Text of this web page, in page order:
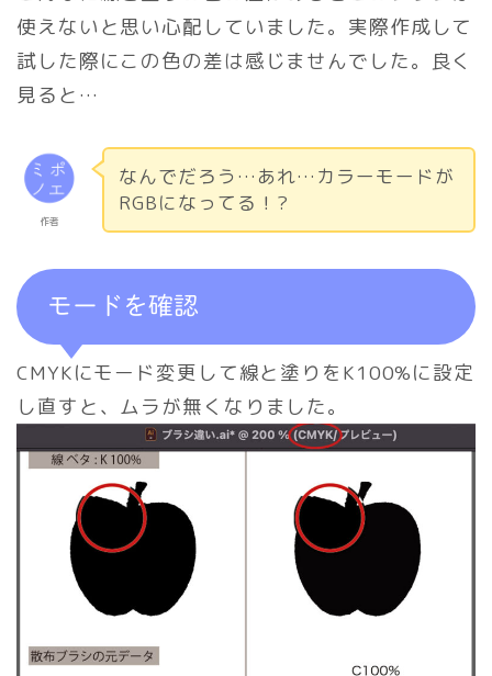
使えないと思い心配していました。実際作成して
試した際にこの色の差は感じませんでした。良く
見ると…
作者
なんでだろう…あれ…カラーモードが
RGBになってる！?
モードを確認
CMYKにモード変更して線と塗りをK100%に設定
し直すと、ムラが無くなりました。